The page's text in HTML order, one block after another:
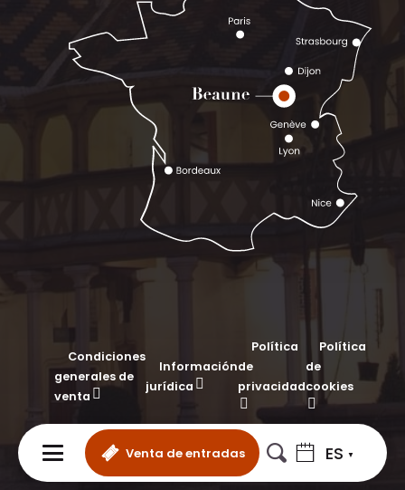
MENÚ Venta de entradas ES
Condiciones
generales de
venta
Información
jurídica
Política
de
privacidad
Política
de
cookies